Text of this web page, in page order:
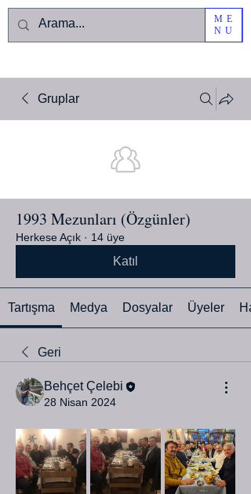
ME
NU
Gruplar
1993 Mezunları (Özgünler)
Herkese Açık · 14 üye
Katıl
Tartışma Medya Dosyalar Üyeler
Geri
Behçet Çelebi
28 Nisan 2024